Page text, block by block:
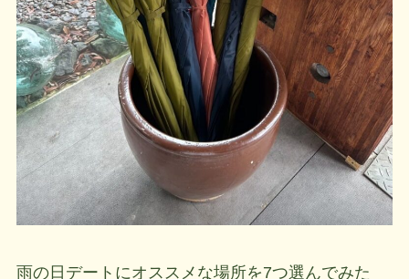
雨の日デートにオススメな場所を7つ選んでみた